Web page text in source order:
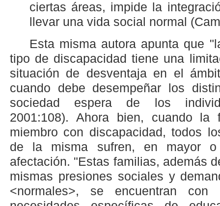
ciertas áreas, impide la
llevar una vida social normal
Esta misma autora apunta que
tipo de discapacidad tiene una
situación de desventaja en el
cuando debe desempeñar los
sociedad espera de los
2001:108). Ahora bien, cuando la
miembro con discapacidad, todos
de la misma sufren, en mayor o
afectación. "Estas familias, además
mismas presiones sociales y
<normales>, se encuentran